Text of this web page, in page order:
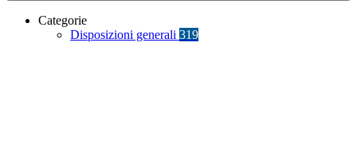
Categorie
Disposizioni generali 319